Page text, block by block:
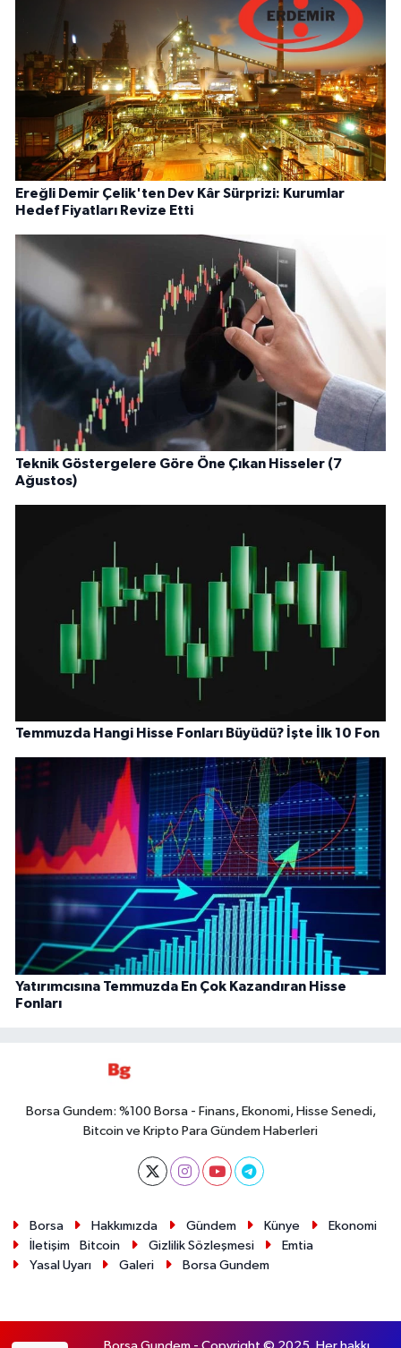
Ereğli Demir Çelik'ten Dev Kâr Sürprizi: Kurumlar
Hedef Fiyatları Revize Etti
Teknik Göstergelere Göre Öne Çıkan Hisseler (7
Ağustos)
Temmuzda Hangi Hisse Fonları Büyüdü? İşte İlk 10 Fon
Yatırımcısına Temmuzda En Çok Kazandıran Hisse
Fonları
Borsa Gundem: %100 Borsa - Finans, Ekonomi, Hisse Senedi,
Bitcoin ve Kripto Para Gündem Haberleri
Borsa Hakkımızda Gündem Künye
Ekonomi
İletişim
Bitcoin Gizlilik Sözleşmesi
Emtia
Yasal Uyarı
Galeri Borsa Gundem